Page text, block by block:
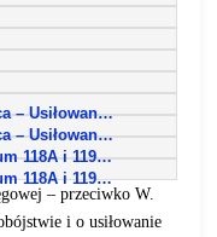
– Usiłowan…
– Usiłowan…
118A i 119…
118A i 119…
– przeciwko W.
i o usiłowanie